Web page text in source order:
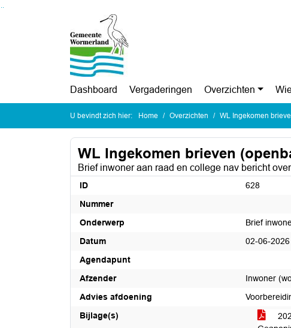
Ga naar de inhoud van deze pagina
Dashboard Vergaderingen Overzichten
U bevindt zich hier: Home Overzichten WL Ingekomen
WL Ingekomen brieven
Brief inwoner aan raad en college nav bericht
ID
628
Nummer
Onderwerp
Brief
Datum
02-06-2026
Agendapunt
Afzender
Inwoner
Advies afdoening
Bijlage(s)